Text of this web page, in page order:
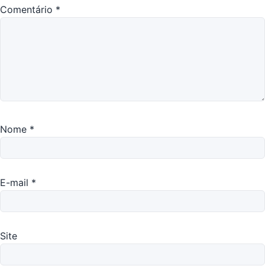
Comentário *
Nome *
E-mail *
Site